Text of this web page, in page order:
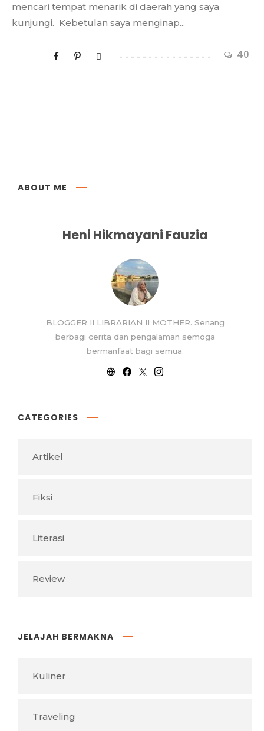
40
mencari tempat menarik di daerah yang saya
kunjungi. Kebetulan saya menginap...
ABOUT ME
Heni Hikmayani Fauzia
BLOGGER II LIBRARIAN II MOTHER. Senang
berbagi cerita dan pengalaman semoga
bermanfaat bagi semua.
CATEGORIES
Artikel
Fiksi
Literasi
Review
JELAJAH BERMAKNA
Kuliner
Traveling